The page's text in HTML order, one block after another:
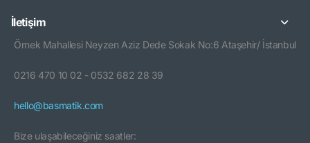
İletişim
Örnek Mahallesi Neyzen Aziz Dede Sokak No:6 Ataşehir/ İstanbul
0216 470 10 02 - 0532 682 28 39
hello@basmatik.com
Bize ulaşabileceğiniz saatler: